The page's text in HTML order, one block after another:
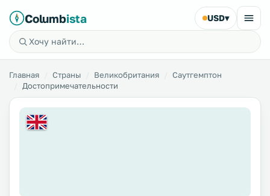
Columbista USD▾
Главная Страны Великобритания
Саутгемптон
Достопримечательности